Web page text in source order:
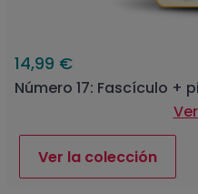
14,99 €
Número 17: Fascículo +
Ver la colección